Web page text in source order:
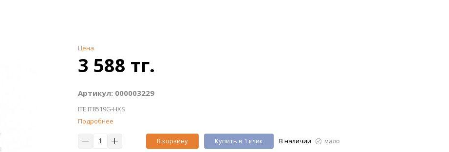
Цена
3 588 тг.
Артикул: 000003229
ITE IT8519G-HXS
Подробнее
В корзину Купить в 1 клик В наличии мало